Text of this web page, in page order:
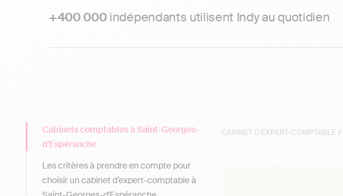
+400 000indépendants utilisent Indy au quotidien
CABINET D'EXPERT-COMPTABLE /
Cabinets comptables à Saint-Georges-
d'Espéranche
Les critères à prendre en compte pour
choisir un cabinet d’expert-comptable à